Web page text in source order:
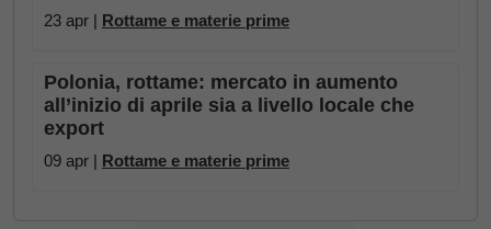
23 apr | Rottame e materie prime
Polonia, rottame: mercato in aumento
all’inizio di aprile sia a livello locale che
export
09 apr | Rottame e materie prime